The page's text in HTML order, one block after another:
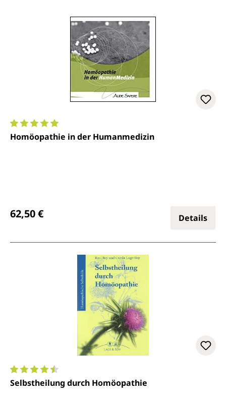
Durchschnittliche Bewertung von 5 von 5 Sternen
Homöopathie in der Humanmedizin
62,50 € Details
Durchschnittliche Bewertung von 4.5 von 5 Sternen
Selbstheilung durch Homöopathie